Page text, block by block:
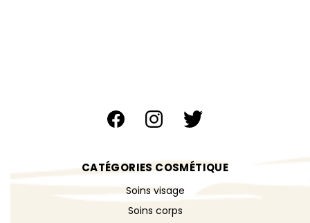
CATÉGORIES COSMÉTIQUE
Soins visage
Soins corps